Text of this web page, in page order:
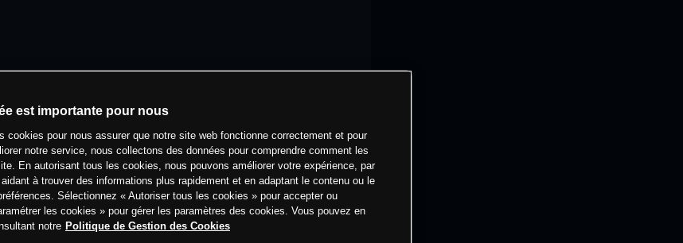
est importante pour nous
cookies pour nous assurer que notre site web fonctionne correctement et pour
notre service, nous collectons des données pour comprendre comment les
En autorisant tous les cookies, nous pouvons améliorer votre expérience, par
à trouver des informations plus rapidement et en adaptant le contenu ou le
Sélectionnez « Autoriser tous les cookies » pour accepter ou
les cookies » pour gérer les paramètres des cookies. Vous pouvez en
notre Politique de Gestion des Cookies